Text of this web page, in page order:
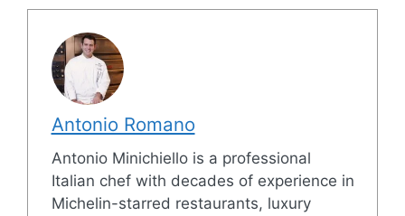
Antonio Romano
Antonio Minichiello is a professional
Italian chef with decades of experience in
Michelin-starred restaurants, luxury